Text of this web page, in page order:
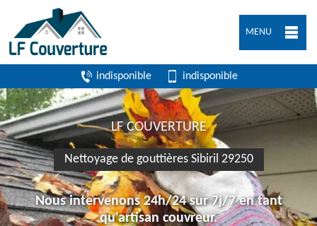
MENU
indisponible indisponible
LF COUVERTURE
Nettoyage de gouttières Sibiril 29250
Nous intervenons 24h/24 sur 7j/7 en tant
qu'artisan couvreur.